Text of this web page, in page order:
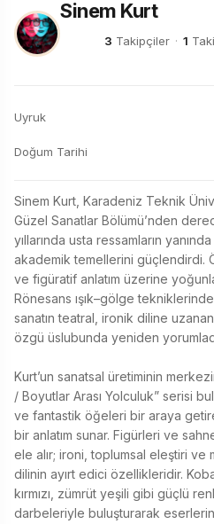
Sinem Kurt
3 Takipçiler · 1
Uyruk
Doğum Tarihi
Sinem Kurt, Karadeniz Teknik
Güzel Sanatlar Bölümü’nden
yıllarında usta ressamların
akademik temellerini güçlendirdi.
ve figüratif anlatım üzerine
Rönesans ışık–gölge
sanatın teatral, ironik diline
özgü üslubunda yeniden
Kurt’un sanatsal üretiminin
/ Boyutlar Arası Yolculuk” serisi
ve fantastik öğeleri bir araya
bir anlatım sunar. Figürleri ve
ele alır; ironi, toplumsal eleştiri ve
dilinin ayırt edici özellikleridir.
kırmızı, zümrüt yeşili gibi güçlü
darbeleriyle buluşturarak